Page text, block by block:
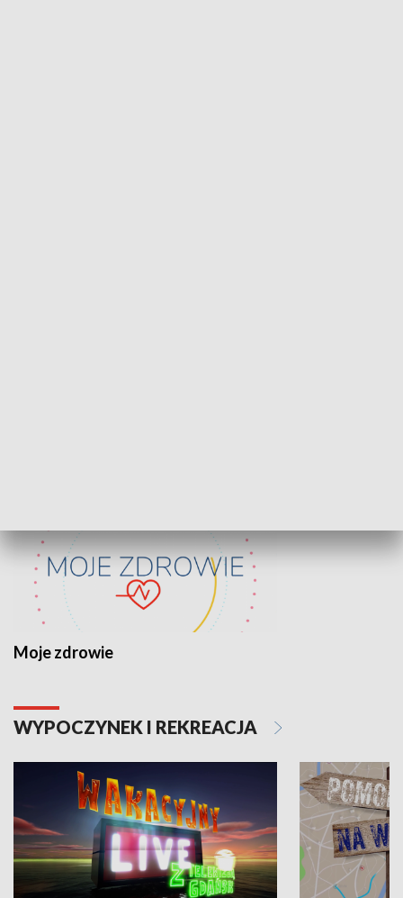
Moje zdrowie
WYPOCZYNEK I REKREACJA